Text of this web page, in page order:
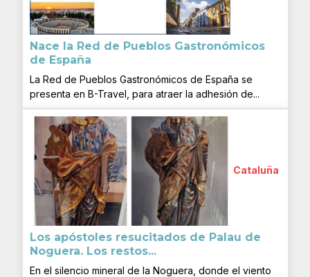
Nace la Red de Pueblos Gastronómicos
de España
La Red de Pueblos Gastronómicos de España se
presenta en B-Travel, para atraer la adhesión de...
Cataluña
Los apóstoles resucitados de Palau de
Noguera. Los restos...
En el silencio mineral de la Noguera, donde el viento